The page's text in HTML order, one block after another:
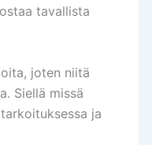
tavallista
joten niitä
Siellä missä
ja